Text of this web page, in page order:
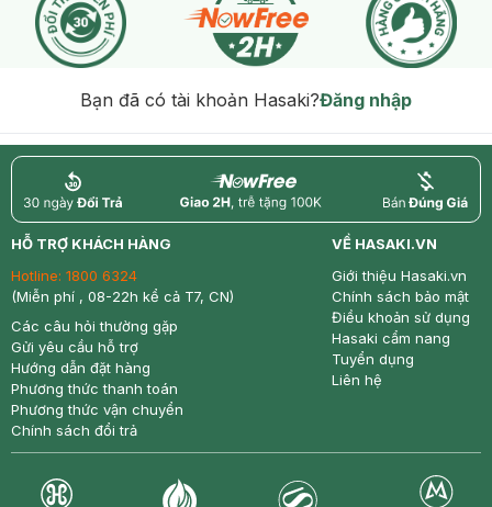
Bạn đã có tài khoản Hasaki?Đăng nhập
return nowfree price
HỖ TRỢ KHÁCH HÀNG
Hotline: 1800 6324
(Miễn phí , 08-22h kể cả T7, CN)
Các câu hỏi thường gặp
Gửi yêu cầu hỗ trợ
Hướng dẫn đặt hàng
Phương thức thanh toán
Phương thức vận chuyển
Chính sách đổi trả
VỀ HASAKI.VN
Giới thiệu Hasaki.vn
Chính sách bảo mật
Điều khoản sử dụng
Hasaki cẩm nang
Tuyển dụng
Liên hệ